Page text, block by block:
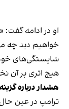
او در ادامه گفت:
خواهیم دید چه
شایستگی‌های
هیچ اثری بر آن
هشدار درباره
ترامپ در عین حال